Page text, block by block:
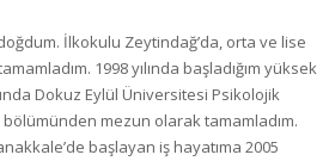
İlkokulu Zeytindağ’da, orta ve lise
1998 yılında başladığım yüksek
Dokuz Eylül Üniversitesi Psikolojik
bölümünden mezun olarak tamamladım.
başlayan iş hayatıma 2005